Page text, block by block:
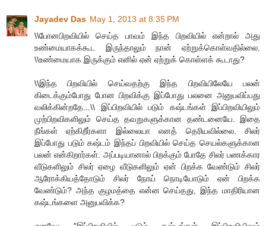
Jayadev Das May 1, 2013 at 8:35 PM
\\போனபிறவியில் செய்த பாவம் இந்த பிறவியில் என்றால் அது
உண்மையாகக்கூட இருந்தாலும் நான் ஏற்றுக்கொள்வதில்லை.
\\உண்மையாக இருக்கும் எனில் ஏன் ஏற்றுக் கொள்ளக் கூடாது?
\\இந்த பிறவியில் செய்வதற்கு இந்த பிறவியிலேயே பலன்
கிடைக்கும்போது போன பிறவிக்கு இப்போது பலனை அனுபவிப்பது
வலிக்கின்றதே...\\ இப்பிறவியில் படும் கஷ்டங்கள் இப்பிறவியிலும்
முற்பிறவிகளிலும் செய்த தவறுகளுக்கான தண்டனையே. இதை
நீங்கள் ஏற்கிறீர்களா இல்லையா எனத் தெரியவில்லை. சிலர்
இப்போது படும் கஷ்டம் இந்தப் பிறவியில் செய்த செயல்களுக்கான
பலன் என்கிறார்கள். அப்படியானால் பிறக்கும் போதே சிலர் பணக்கார
வீடுகளிலும் சிலர் ஏழை வீடுகளிலும் ஏன் பிறக்க வேண்டும் சிலர்
ஆரோக்கியத்தோடும் சிலர் நோய் நொடியோடும் ஏன் பிறக்க
வேண்டும்? அந்த குழமத்தை என்ன செய்தது, இந்த மாதிரியான
கஷ்டங்களை அனுபவிக்க?